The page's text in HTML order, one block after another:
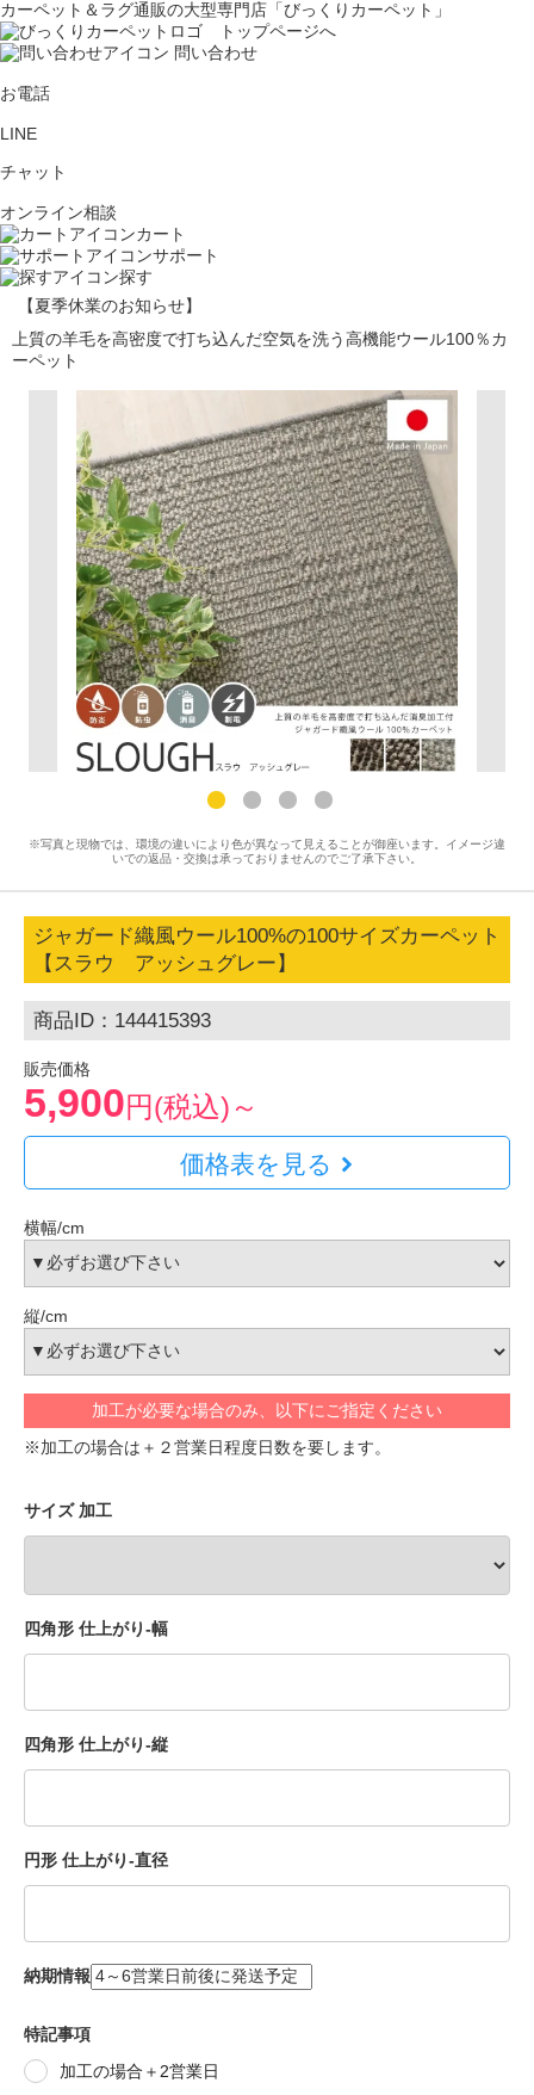
カーペット＆ラグ通販の大型専門店「びっくりカーペット」
問い合わせ
お電話
LINE
チャット
オンライン相談
カート
サポート
探す
【夏季休業のお知らせ】
上質の羊毛を高密度で打ち込んだ空気を洗う高機能ウール100％カ
ーペット
※写真と現物では、環境の違いにより色が異なって見えることが御座います。イメージ違
いでの返品・交換は承っておりませんのでご了承下さい。
ジャガード織風ウール100%の100サイズカーペット
【スラウ アッシュグレー】
商品ID：144415393
販売価格
5,900円(税込)～
価格表を見る
横幅/cm
縦/cm
加工が必要な場合のみ、以下にご指定ください
※加工の場合は＋２営業日程度日数を要します。
サイズ 加工
四角形 仕上がり-幅
四角形 仕上がり-縦
円形 仕上がり-直径
納期情報
特記事項
加工の場合＋2営業日